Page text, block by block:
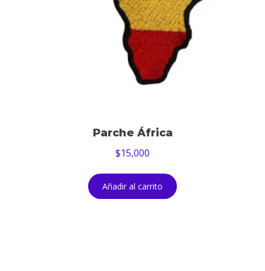
Parche África
$15,000
Añadir al carrito